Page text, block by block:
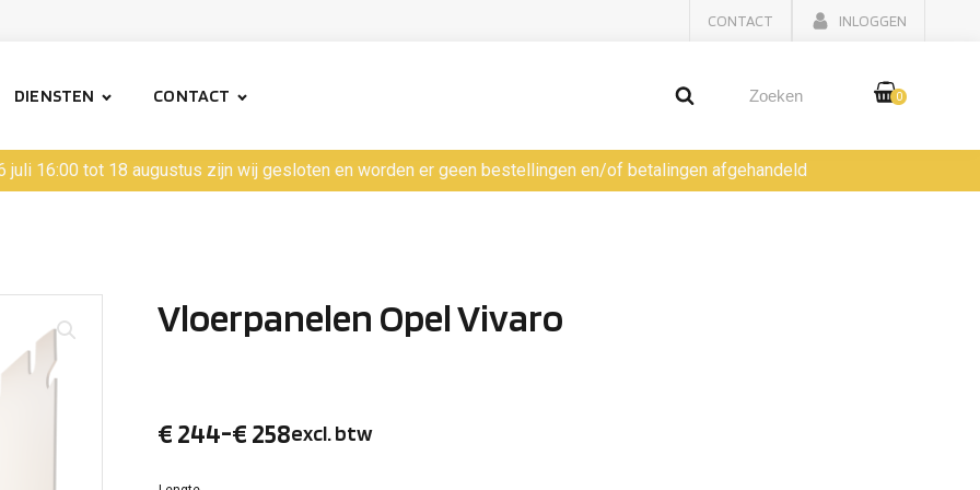
CONTACT INLOGGEN
DIENSTEN CONTACT 0
juli 16:00 tot 18 augustus zijn wij gesloten en worden er geen bestellingen en/of betalingen afgehandeld
Vloerpanelen Opel Vivaro
€ 244-€ 258
Prijsklasse:
excl. btw